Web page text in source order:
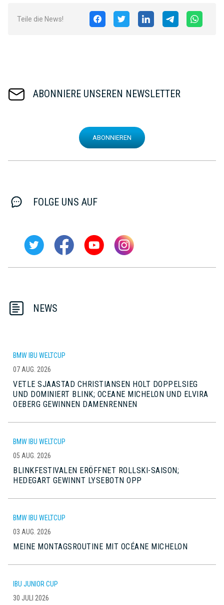
Teile die News!
ABONNIERE UNSEREN NEWSLETTER
ABONNIEREN
FOLGE UNS AUF
NEWS
BMW IBU WELTCUP
07 AUG. 2026
VETLE SJAASTAD CHRISTIANSEN HOLT DOPPELSIEG
UND DOMINIERT BLINK; OCEANE MICHELON UND ELVIRA
OEBERG GEWINNEN DAMENRENNEN
BMW IBU WELTCUP
05 AUG. 2026
BLINKFESTIVALEN ERÖFFNET ROLLSKI-SAISON;
HEDEGART GEWINNT LYSEBOTN OPP
BMW IBU WELTCUP
03 AUG. 2026
MEINE MONTAGSROUTINE MIT OCÉANE MICHELON
IBU JUNIOR CUP
30 JULI 2026